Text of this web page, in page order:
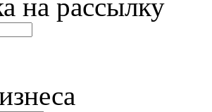
на рассылку